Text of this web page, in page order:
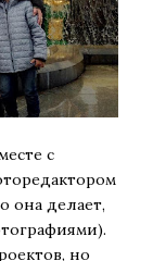
с
она делает,
но